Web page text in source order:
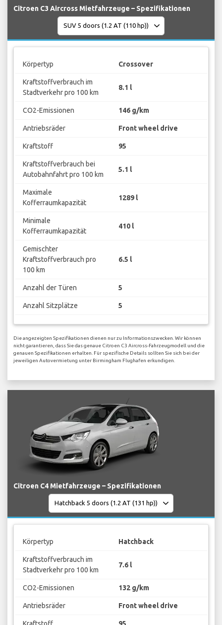
Citroen C3 Aircross Mietfahrzeuge – Spezifikationen
Körpertyp Crossover
Kraftstoffverbrauch im
Stadtverkehr pro 100 km
8.1 l
CO2-Emissionen 146 g/km
Antriebsräder Front wheel drive
Kraftstoff 95
Kraftstoffverbrauch bei
Autobahnfahrt pro 100 km
5.1 l
Maximale
Kofferraumkapazität
1289 l
Minimale
Kofferraumkapazität
410 l
Gemischter
Kraftstoffverbrauch pro
100 km
6.5 l
Anzahl der Türen 5
Anzahl Sitzplätze 5
Die angezeigten Spezifikationen dienen nur zu Informationszwecken. Wir können
nicht garantieren, dass Sie das genaue Citroen C3 Aircross-Fahrzeugmodell und die
genauen Spezifikationen erhalten. Für spezifische Details sollten Sie sich bei der
jeweiligen Autovermietung unter Birmingham Flughafen erkundigen.
Citroen C4 Mietfahrzeuge – Spezifikationen
Körpertyp Hatchback
Kraftstoffverbrauch im
Stadtverkehr pro 100 km
7.6 l
CO2-Emissionen 132 g/km
Antriebsräder Front wheel drive